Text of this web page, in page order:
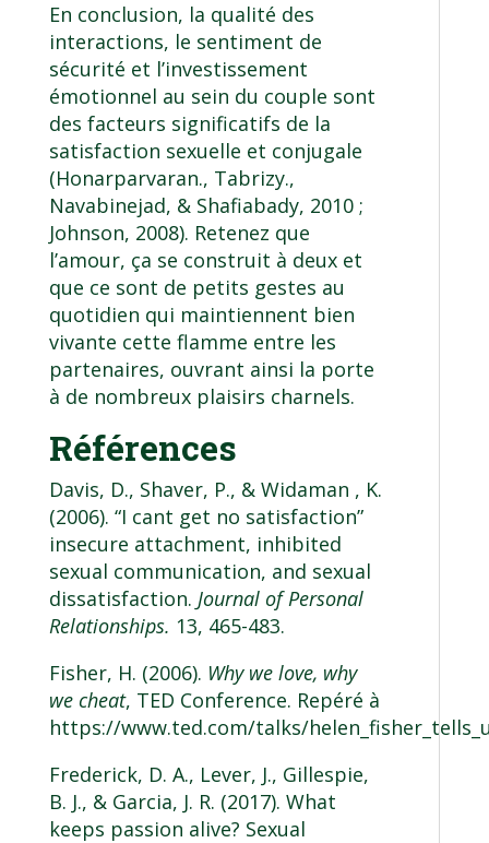
En conclusion, la qualité des
interactions, le sentiment de
sécurité et l’investissement
émotionnel au sein du couple sont
des facteurs significatifs de la
satisfaction sexuelle et conjugale
(Honarparvaran., Tabrizy.,
Navabinejad, & Shafiabady, 2010 ;
Johnson, 2008). Retenez que
l’amour, ça se construit à deux et
que ce sont de petits gestes au
quotidien qui maintiennent bien
vivante cette flamme entre les
partenaires, ouvrant ainsi la porte
à de nombreux plaisirs charnels.
Références
Davis, D., Shaver, P., & Widaman , K.
(2006). “I cant get no satisfaction”
insecure attachment, inhibited
sexual communication, and sexual
dissatisfaction. Journal of Personal
Relationships. 13, 465-483.
Fisher, H. (2006). Why we love, why
we cheat, TED Conference. Repéré à
https://www.ted.com/talks/
Frederick, D. A., Lever, J., Gillespie,
B. J., & Garcia, J. R. (2017). What
keeps passion alive? Sexual